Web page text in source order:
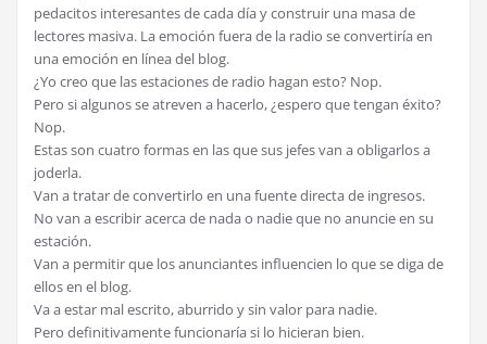
pedacitos interesantes de cada día y construir una masa de
lectores masiva. La emoción fuera de la radio se convertiría en
una emoción en línea del blog.
¿Yo creo que las estaciones de radio hagan esto? Nop.
Pero si algunos se atreven a hacerlo, ¿espero que tengan éxito?
Nop.
Estas son cuatro formas en las que sus jefes van a obligarlos a
joderla.
Van a tratar de convertirlo en una fuente directa de ingresos.
No van a escribir acerca de nada o nadie que no anuncie en su
estación.
Van a permitir que los anunciantes influencien lo que se diga de
ellos en el blog.
Va a estar mal escrito, aburrido y sin valor para nadie.
Pero definitivamente funcionaría si lo hicieran bien.